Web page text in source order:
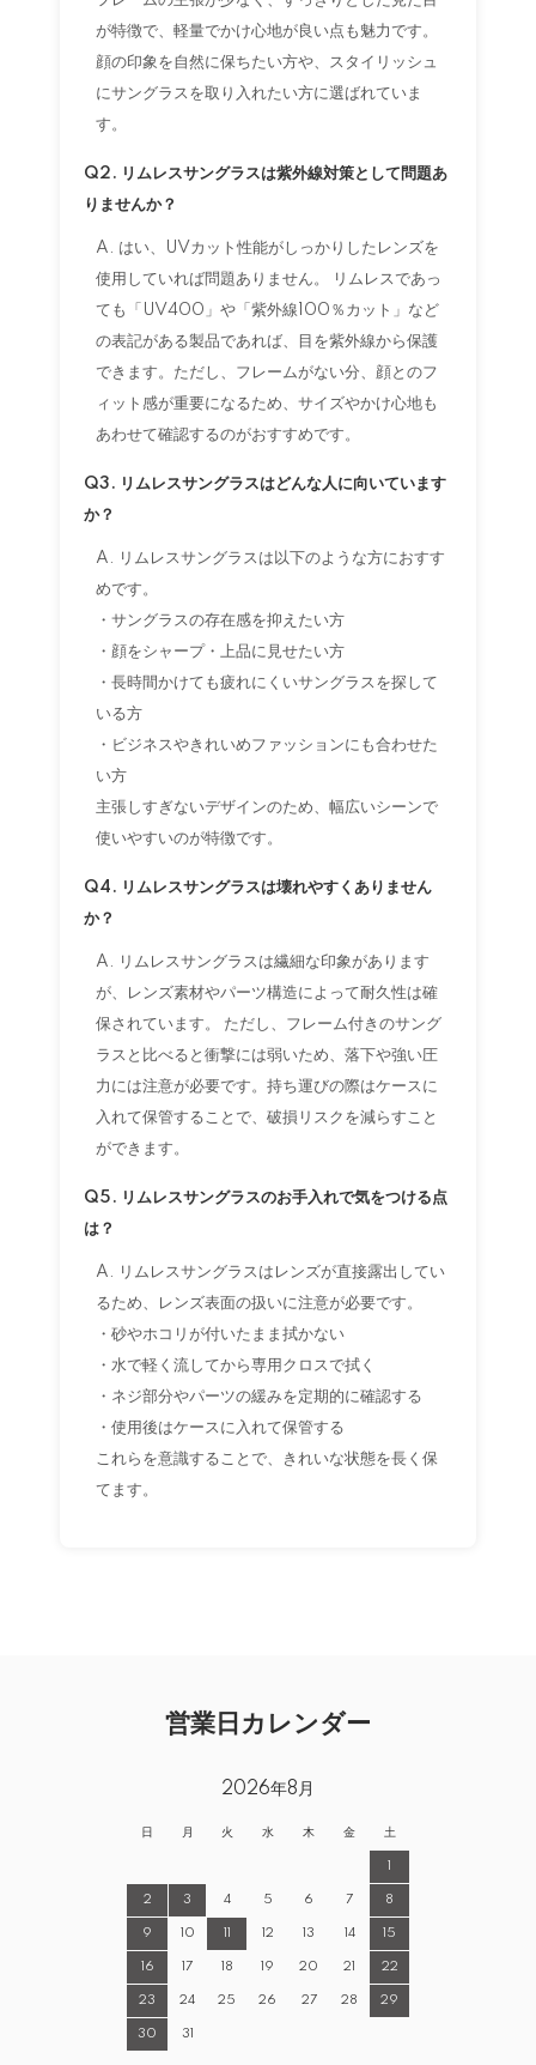
が特徴で、軽量でかけ心地が良い点も魅力です。
顔の印象を自然に保ちたい方や、スタイリッシュ
にサングラスを取り入れたい方に選ばれていま
す。
Q2. リムレスサングラスは紫外線対策として問題あ
りませんか？
A. はい、UVカット性能がしっかりしたレンズを
使用していれば問題ありません。 リムレスであっ
ても「UV400」や「紫外線100％カット」など
の表記がある製品であれば、目を紫外線から保護
できます。ただし、フレームがない分、顔とのフ
ィット感が重要になるため、サイズやかけ心地も
あわせて確認するのがおすすめです。
Q3. リムレスサングラスはどんな人に向いています
か？
A. リムレスサングラスは以下のような方におすす
めです。
・サングラスの存在感を抑えたい方
・顔をシャープ・上品に見せたい方
・長時間かけても疲れにくいサングラスを探して
いる方
・ビジネスやきれいめファッションにも合わせた
い方
主張しすぎないデザインのため、幅広いシーンで
使いやすいのが特徴です。
Q4. リムレスサングラスは壊れやすくありません
か？
A. リムレスサングラスは繊細な印象があります
が、レンズ素材やパーツ構造によって耐久性は確
保されています。 ただし、フレーム付きのサング
ラスと比べると衝撃には弱いため、落下や強い圧
力には注意が必要です。持ち運びの際はケースに
入れて保管することで、破損リスクを減らすこと
ができます。
Q5. リムレスサングラスのお手入れで気をつける点
は？
A. リムレスサングラスはレンズが直接露出してい
るため、レンズ表面の扱いに注意が必要です。
・砂やホコリが付いたまま拭かない
・水で軽く流してから専用クロスで拭く
・ネジ部分やパーツの緩みを定期的に確認する
・使用後はケースに入れて保管する
これらを意識することで、きれいな状態を長く保
てます。
営業日カレンダー
2026年8月
日 月 火 水 木 金 土
1
2 3 4 5 6 7 8
9 10 11 12 13 14 15
16 17 18 19 20 21 22
23 24 25 26 27 28 29
30 31